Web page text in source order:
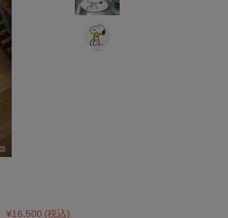
¥16,500 (税込)